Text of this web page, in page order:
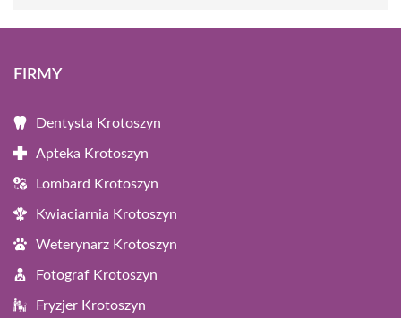
FIRMY
Dentysta Krotoszyn
Apteka Krotoszyn
Lombard Krotoszyn
Kwiaciarnia Krotoszyn
Weterynarz Krotoszyn
Fotograf Krotoszyn
Fryzjer Krotoszyn